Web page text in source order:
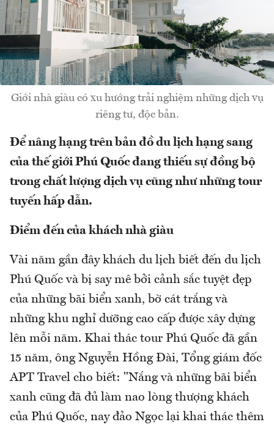
Giới nhà giàu có xu hướng trải nghiệm những dịch vụ
riêng tư, độc bản.
Để nâng hạng trên bản đồ du lịch hạng sang
của thế giới Phú Quốc đang thiếu sự đồng bộ
trong chất lượng dịch vụ cũng như những tour
tuyến hấp dẫn.
Điểm đến của khách nhà giàu
Vài năm gần đây khách du lịch biết đến du lịch
Phú Quốc và bị say mê bởi cảnh sắc tuyệt đẹp
của những bãi biển xanh, bờ cát trắng và
những khu nghỉ dưỡng cao cấp được xây dựng
lên mỗi năm. Khai thác tour Phú Quốc đã gần
15 năm, ông Nguyễn Hồng Đài, Tổng giám đốc
APT Travel cho biết: "Nắng và những bãi biển
xanh cũng đã đủ làm nao lòng thượng khách
của Phú Quốc, nay đảo Ngọc lại khai thác thêm